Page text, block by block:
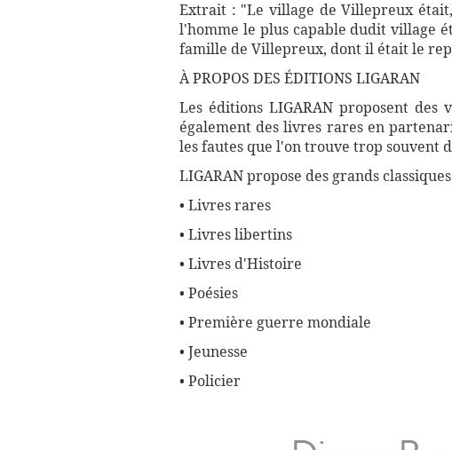
Extrait : "Le village de Villepreux
l'homme le plus capable dudit village
famille de Villepreux, dont il était le
À PROPOS DES ÉDITIONS LIGARAN
Les éditions LIGARAN proposent
également des livres rares en
les fautes que l'on trouve trop souvent
LIGARAN propose des grands
• Livres rares
• Livres libertins
• Livres d'Histoire
• Poésies
• Première guerre mondiale
• Jeunesse
• Policier